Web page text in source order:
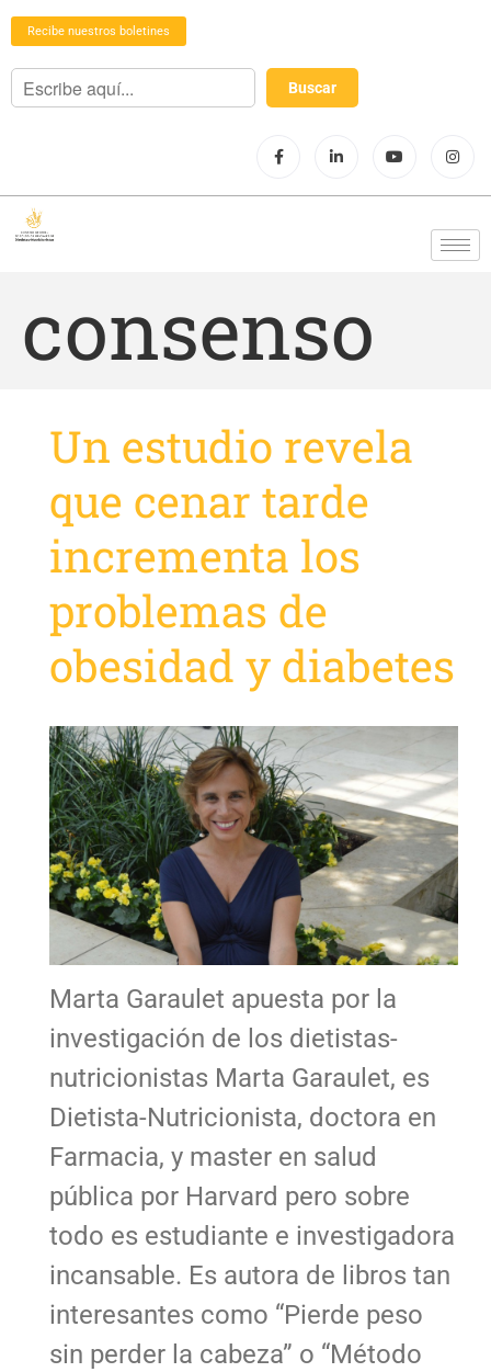
Recibe nuestros boletines
consenso
Un estudio revela
que cenar tarde
incrementa los
problemas de
obesidad y diabetes
Marta Garaulet apuesta por la
investigación de los dietistas-
nutricionistas Marta Garaulet, es
Dietista-Nutricionista, doctora en
Farmacia, y master en salud
pública por Harvard pero sobre
todo es estudiante e investigadora
incansable. Es autora de libros tan
interesantes como “Pierde peso
sin perder la cabeza” o “Método